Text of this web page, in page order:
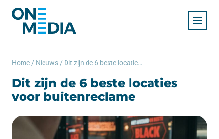
Home / Nieuws / Dit zijn de 6 beste locaties voor buitenreclame
Dit zijn de 6 beste locaties
voor buitenreclame